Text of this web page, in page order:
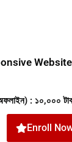
: ১০,০০০
Enroll